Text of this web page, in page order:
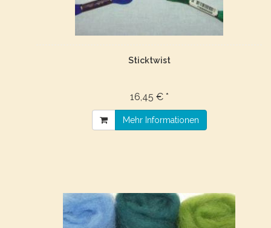
Sticktwist
16,45 € *
Mehr Informationen